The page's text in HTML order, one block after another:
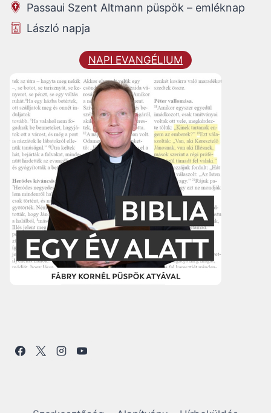
Passaui Szent Altmann püspök – emléknap
László napja
NAPI EVANGÉLIUM